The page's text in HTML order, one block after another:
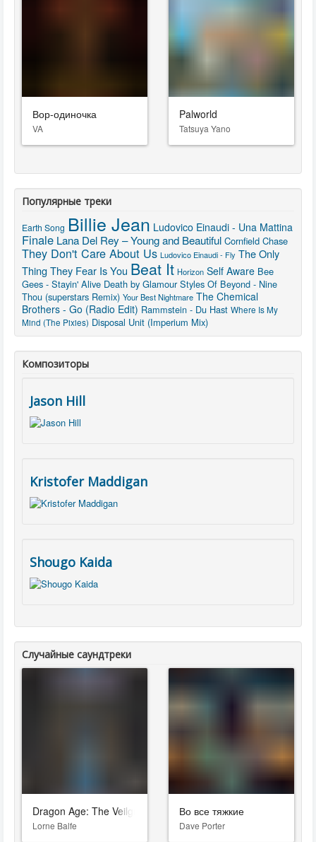
Вор-одиночка
VA
Palworld
Tatsuya Yano
Популярные треки
Earth Song Billie Jean Ludovico Einaudi - Una Mattina
Finale Lana Del Rey – Young and Beautiful Cornfield Chase
They Don't Care About Us Ludovico Einaudi - Fly The Only
Thing They Fear Is You Beat It Horizon Self Aware Bee
Gees - Stayin' Alive Death by Glamour Styles Of Beyond - Nine
Thou (superstars Remix) Your Best Nightmare The Chemical
Brothers - Go (Radio Edit) Rammstein - Du Hast Where Is My
Mind (The Pixies) Disposal Unit (Imperium Mix)
Композиторы
Jason Hill
Kristofer Maddigan
Shougo Kaida
Случайные саундтреки
Dragon Age: The Veilguard
Lorne Balfe
Во все тяжкие
Dave Porter